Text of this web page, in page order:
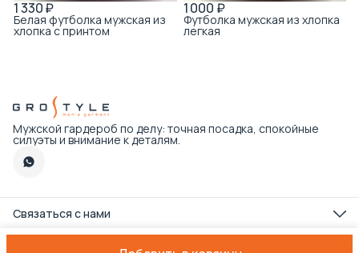
1 330 ₽
Белая футболка мужская из
хлопка с принтом
1 000 ₽
Футболка мужская из хлопка
легкая
Мужской гардероб по делу: точная посадка, спокойные
силуэты и внимание к деталям.
Связаться с нами
Телефон